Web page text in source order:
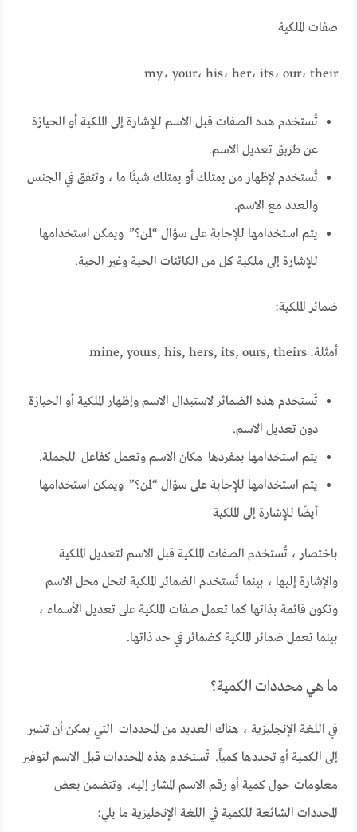
صفات الملكية
my، your، his، her، its، our، their
تُستخدم هذه الصفات قبل الاسم للإشارة إلى الملكية أو الحيازة
عن طريق تعديل الاسم.
تُستخدم لإظهار من يمتلك أو يمتلك شيئًا ما ، وتتفق في الجنس
والعدد مع الاسم.
يتم استخدامها للإجابة على سؤال “لمن؟” ويمكن استخدامها
للإشارة إلى ملكية كل من الكائنات الحية وغير الحية.
ضمائر الملكية:
أمثلة: mine, yours, his, hers, its, ours, theirs
تُستخدم هذه الضمائر لاستبدال الاسم وإظهار الملكية أو الحيازة
دون تعديل الاسم.
يتم استخدامها بمفردها مكان الاسم وتعمل كفاعل للجملة.
يتم استخدامها للإجابة على سؤال “لمن؟” ويمكن استخدامها
أيضًا للإشارة إلى الملكية
باختصار ، تُستخدم الصفات الملكية قبل الاسم لتعديل الملكية
والإشارة إليها ، بينما تُستخدم الضمائر الملكية لتحل محل الاسم
وتكون قائمة بذاتها كما تعمل صفات الملكية على تعديل الأسماء ،
بينما تعمل ضمائر الملكية كضمائر في حد ذاتها.
ما هي محددات الكمية؟
في اللغة الإنجليزية ، هناك العديد من المحددات التي يمكن أن تشير
إلى الكمية أو تحددها كمياً. تُستخدم هذه المحددات قبل الاسم لتوفير
معلومات حول كمية أو رقم الاسم المشار إليه. وتتضمن بعض
المحددات الشائعة للكمية في اللغة الإنجليزية ما يلي: